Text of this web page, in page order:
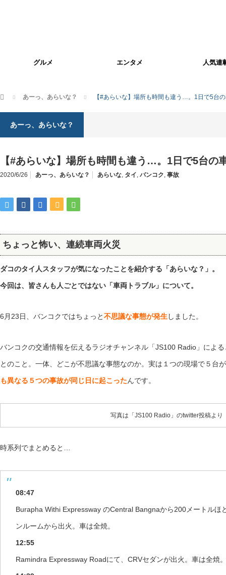
グルメ エンタメ 人気連
ホーム あーっ、あらいな？ 【#あらいな】場所も時間も違う…。1日で5台
あーっ、あらいな？
【#あらいな】場所も時間も違う…。1日で5台の
2020/6/26 あーっ、あらいな？ あらいな, タイ, バンコク, 事故
ちょっと怖い、連続車両火災
ダコのタイ人スタッフが気になったことを紹介する「あらいな？」。
今回は、皆さんも人ごとではない「車両トラブル」について。
6月23日、バンコクではちょっと不思議な事態が発生 しました。
バンコクの交通情報を伝えるラジオチャンネル「JS100 Radio」によ
とのこと。一体、どこが不思議な事態なのか。実は１つの現場で５台
も異なる５つの事故が同じ日に起こったんです。
写真は「JS100 Radio」のtwitter投稿より
時系列でまとめると…
08:47
Burapha Withi Expressway のCentral Bangnaから200メートルほ
ンルームから出火。車は全焼。
12:55
Ramindra Expressway Roadにて、CRVセダンが出火。車は全焼